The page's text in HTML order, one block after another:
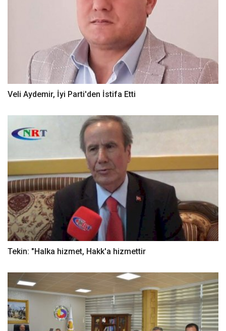
Veli Aydemir, İyi Parti'den İstifa Etti
Tekin: "Halka hizmet, Hakk'a hizmettir